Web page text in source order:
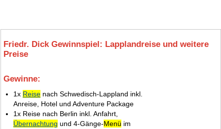
Friedr. Dick Gewinnspiel: Lapplandreise und weitere
Preise
Gewinne:
1x Reise nach Schwedisch‑Lappland inkl.
Anreise, Hotel und Adventure Package
1x Reise nach Berlin inkl. Anfahrt,
Übernachtung und 4‑Gänge‑Menü im